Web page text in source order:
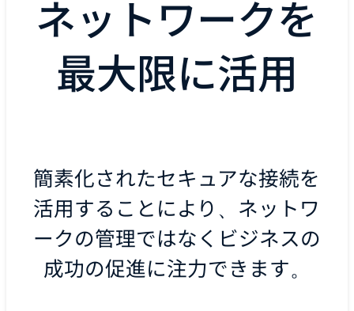
ネットワークを
最大限に活用
簡素化されたセキュアな接続を
活用することにより、ネットワ
ークの管理ではなくビジネスの
成功の促進に注力できます。